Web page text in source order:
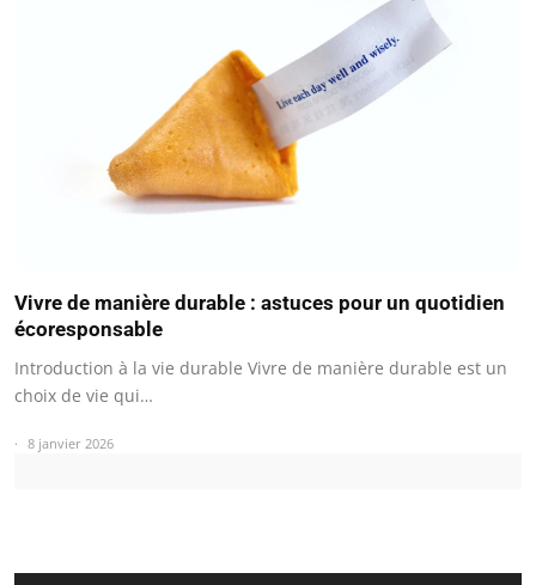
Vivre de manière durable : astuces pour un quotidien
écoresponsable
Introduction à la vie durable Vivre de manière durable est un
choix de vie qui…
8 janvier 2026